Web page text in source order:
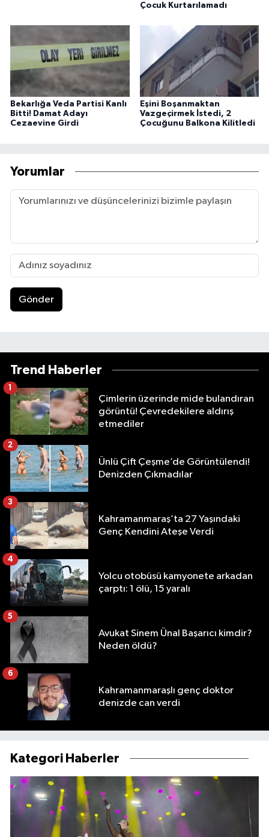
Çocuk Kurtarılamadı
Bekarlığa Veda Partisi Kanlı
Bitti! Damat Adayı
Cezaevine Girdi
Eşini Boşanmaktan
Vazgeçirmek İstedi, 2
Çocuğunu Balkona Kilitledi
Yorumlar
Gönder
Trend Haberler
Çimlerin üzerinde mide bulandıran
görüntü! Çevredekilere aldırış
etmediler
1
Ünlü Çift Çeşme’de Görüntülendi!
Denizden Çıkmadılar
2
Kahramanmaraş’ta 27 Yaşındaki
Genç Kendini Ateşe Verdi
3
Yolcu otobüsü kamyonete arkadan
çarptı: 1 ölü, 15 yaralı
4
Avukat Sinem Ünal Başarıcı kimdir?
Neden öldü?
5
Kahramanmaraşlı genç doktor
denizde can verdi
6
Kategori Haberler